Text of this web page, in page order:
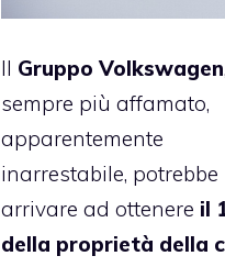
Il Gruppo Volkswagen,
sempre più affamato,
apparentemente
inarrestabile, potrebbe
arrivare ad ottenere il
della proprietà della